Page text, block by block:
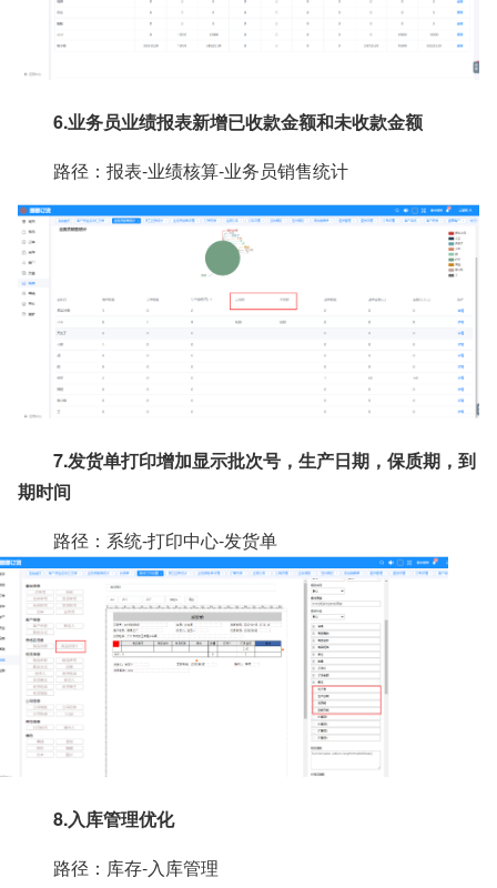
6.业务员业绩报表新增已收款金额和未收款金额
路径：报表-业绩核算-业务员销售统计
7.发货单打印增加显示批次号，生产日期，保质期，到
期时间
路径：系统-打印中心-发货单
8.入库管理优化
路径：库存-入库管理